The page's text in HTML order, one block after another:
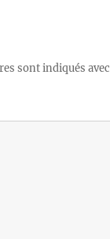
sont indiqués avec